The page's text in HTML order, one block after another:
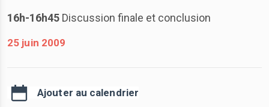
16h-16h45 Discussion finale et conclusion
25 juin 2009
Ajouter au calendrier